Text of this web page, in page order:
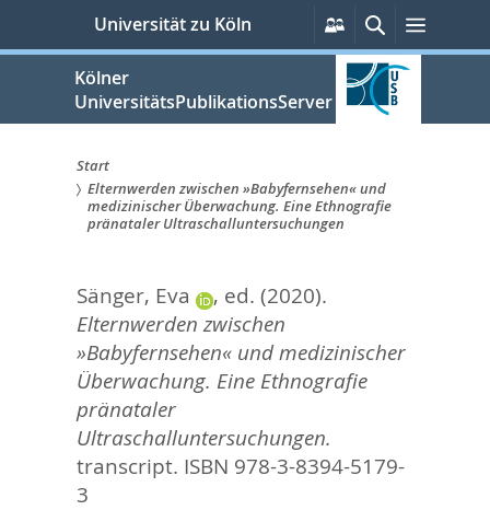
springen
Universität zu Köln
Persönliche
Services
Suche
Kölner
UniversitätsPublikationsServer
Sie
sind
hier:
Start
Elternwerden zwischen »Babyfernsehen« und
medizinischer Überwachung. Eine Ethnografie
pränataler Ultraschalluntersuchungen
Sänger, Eva , ed. (2020).
Elternwerden zwischen
»Babyfernsehen« und medizinischer
Überwachung. Eine Ethnografie
pränataler
Ultraschalluntersuchungen.
transcript. ISBN 978-3-8394-5179-
3